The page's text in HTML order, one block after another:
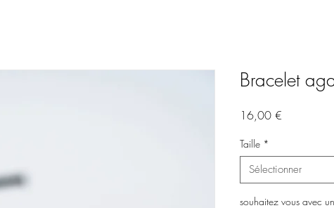
Bracelet
16,00 €
Taille *
Sélectionner
souhaitez vous avec